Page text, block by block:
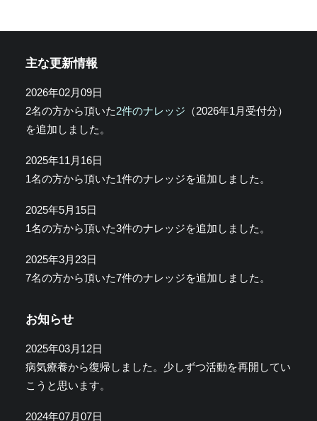
主な更新情報
2026年02月09日
2名の方から頂いた2件のナレッジ （2026年1月受付分）
を追加しました。
2025年11月16日
1名の方から頂いた1件のナレッジを追加しました。
2025年5月15日
1名の方から頂いた3件のナレッジを追加しました。
2025年3月23日
7名の方から頂いた7件のナレッジを追加しました。
お知らせ
2025年03月12日
病気療養から復帰しました。少しずつ活動を再開してい
こうと思います。
2024年07月07日